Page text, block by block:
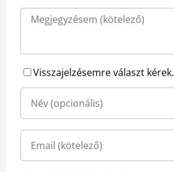
Visszajelzésemre választ kérek.